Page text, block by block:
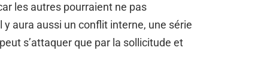
les autres pourraient ne pas
aura aussi un conflit interne, une série
s’attaquer que par la sollicitude et